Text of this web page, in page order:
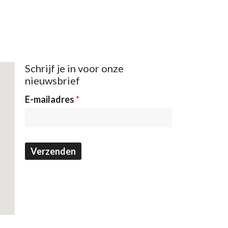
Schrijf je in voor onze
nieuwsbrief
Nieuwsbrief
E-mailadres*
Verzenden